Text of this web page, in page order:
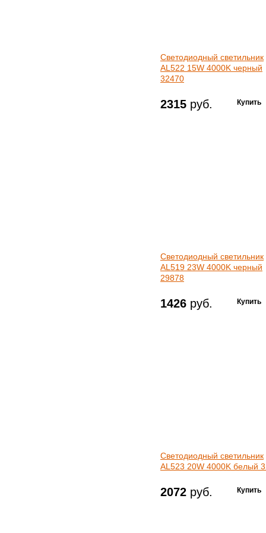
Светодиодный светильник
AL522 15W 4000K черный
32470
2315 руб.
Светодиодный светильник
AL519 23W 4000K черный
29878
1426 руб.
Светодиодный светильник
AL523 20W 4000K белый
2072 руб.